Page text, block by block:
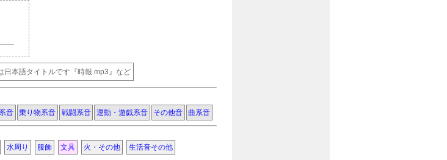
日本語タイトルです『時報.mp3』など
音 乗り物系音 戦闘系音 運動・遊戯系音 その他音 曲系音
水周り 服飾 文具 火・その他 生活音その他